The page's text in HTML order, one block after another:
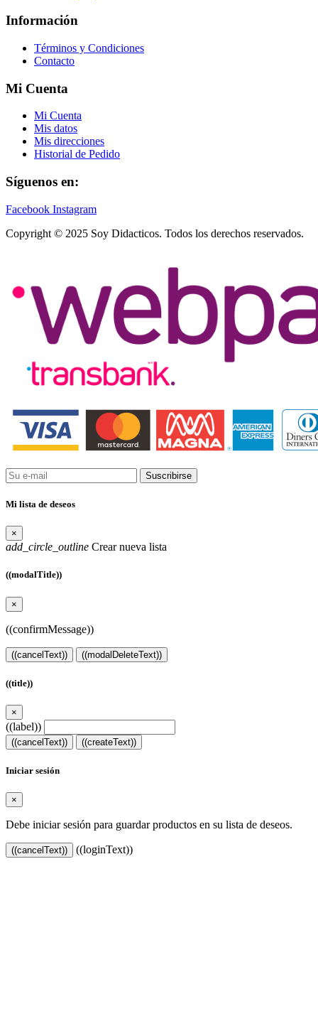
Información
Términos y Condiciones
Contacto
Mi Cuenta
Mi Cuenta
Mis datos
Mis direcciones
Historial de Pedido
Síguenos en:
Facebook Instagram
Copyright © 2025 Soy Didacticos. Todos los derechos reservados.
Suscribirse
Mi lista de deseos
×
add_circle_outline Crear nueva lista
((modalTitle))
×
((confirmMessage))
((cancelText)) ((modalDeleteText))
((title))
×
((label))
((cancelText)) ((createText))
Iniciar sesión
×
Debe iniciar sesión para guardar productos en su lista de deseos.
((cancelText)) ((loginText))